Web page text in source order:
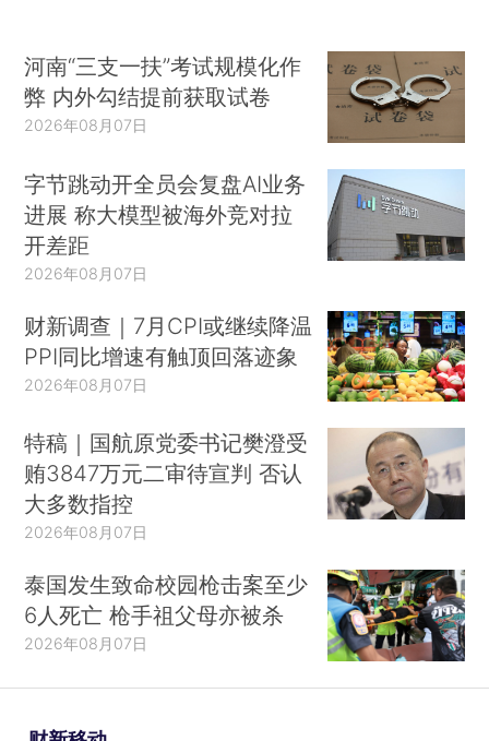
河南“三支一扶”考试规模化作
弊 内外勾结提前获取试卷
2026年08月07日
字节跳动开全员会复盘AI业务
进展 称大模型被海外竞对拉
开差距
2026年08月07日
财新调查｜7月CPI或继续降温
PPI同比增速有触顶回落迹象
2026年08月07日
特稿｜国航原党委书记樊澄受
贿3847万元二审待宣判 否认
大多数指控
2026年08月07日
泰国发生致命校园枪击案至少
6人死亡 枪手祖父母亦被杀
2026年08月07日